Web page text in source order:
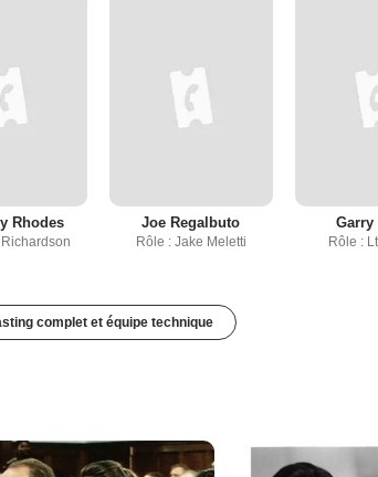
Rhodes Joe Regalbuto
Rôle : Jake Meletti
Garry
Rôle :
complet et équipe technique